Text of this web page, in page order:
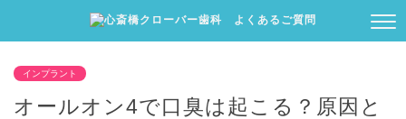
インプラント
オールオン4で口臭は起こる？原因と